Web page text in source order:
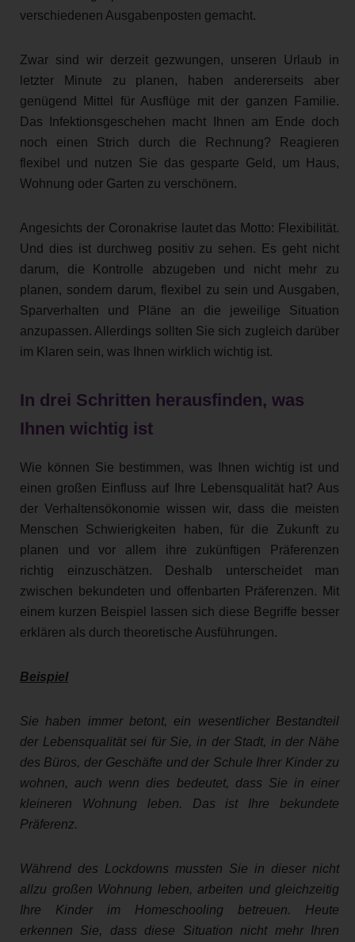
verschiedenen Ausgabenposten gemacht.
Zwar sind wir derzeit gezwungen, unseren Urlaub in
letzter Minute zu planen, haben andererseits aber
genügend Mittel für Ausflüge mit der ganzen Familie.
Das Infektionsgeschehen macht Ihnen am Ende doch
noch einen Strich durch die Rechnung? Reagieren
flexibel und nutzen Sie das gesparte Geld, um Haus,
Wohnung oder Garten zu verschönern.
Angesichts der Coronakrise lautet das Motto: Flexibilität.
Und dies ist durchweg positiv zu sehen. Es geht nicht
darum, die Kontrolle abzugeben und nicht mehr zu
planen, sondern darum, flexibel zu sein und Ausgaben,
Sparverhalten und Pläne an die jeweilige Situation
anzupassen. Allerdings sollten Sie sich zugleich darüber
im Klaren sein, was Ihnen wirklich wichtig ist.
In drei Schritten herausfinden, was
Ihnen wichtig ist
Wie können Sie bestimmen, was Ihnen wichtig ist und
einen großen Einfluss auf Ihre Lebensqualität hat? Aus
der Verhaltensökonomie wissen wir, dass die meisten
Menschen Schwierigkeiten haben, für die Zukunft zu
planen und vor allem ihre zukünftigen Präferenzen
richtig einzuschätzen. Deshalb unterscheidet man
zwischen bekundeten und offenbarten Präferenzen. Mit
einem kurzen Beispiel lassen sich diese Begriffe besser
erklären als durch theoretische Ausführungen.
Beispiel
Sie haben immer betont, ein wesentlicher Bestandteil
der Lebensqualität sei für Sie, in der Stadt, in der Nähe
des Büros, der Geschäfte und der Schule Ihrer Kinder zu
wohnen, auch wenn dies bedeutet, dass Sie in einer
kleineren Wohnung leben. Das ist Ihre bekundete
Präferenz.
Während des Lockdowns mussten Sie in dieser nicht
allzu großen Wohnung leben, arbeiten und gleichzeitig
Ihre Kinder im Homeschooling betreuen. Heute
erkennen Sie, dass diese Situation nicht mehr Ihren